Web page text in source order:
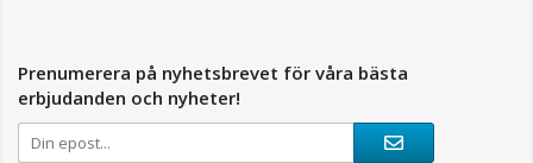
Prenumerera på nyhetsbrevet för våra bästa
erbjudanden och nyheter!